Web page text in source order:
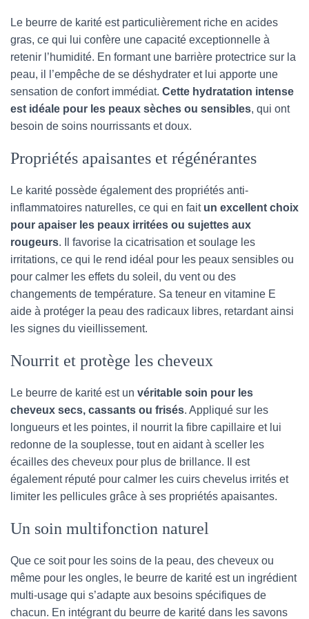
Le beurre de karité est particulièrement riche en acides
gras, ce qui lui confère une capacité exceptionnelle à
retenir l’humidité. En formant une barrière protectrice sur la
peau, il l’empêche de se déshydrater et lui apporte une
sensation de confort immédiat. Cette hydratation intense
est idéale pour les peaux sèches ou sensibles, qui ont
besoin de soins nourrissants et doux.
Propriétés apaisantes et régénérantes
Le karité possède également des propriétés anti-
inflammatoires naturelles, ce qui en fait un excellent choix
pour apaiser les peaux irritées ou sujettes aux
rougeurs. Il favorise la cicatrisation et soulage les
irritations, ce qui le rend idéal pour les peaux sensibles ou
pour calmer les effets du soleil, du vent ou des
changements de température. Sa teneur en vitamine E
aide à protéger la peau des radicaux libres, retardant ainsi
les signes du vieillissement.
Nourrit et protège les cheveux
Le beurre de karité est un véritable soin pour les
cheveux secs, cassants ou frisés. Appliqué sur les
longueurs et les pointes, il nourrit la fibre capillaire et lui
redonne de la souplesse, tout en aidant à sceller les
écailles des cheveux pour plus de brillance. Il est
également réputé pour calmer les cuirs chevelus irrités et
limiter les pellicules grâce à ses propriétés apaisantes.
Un soin multifonction naturel
Que ce soit pour les soins de la peau, des cheveux ou
même pour les ongles, le beurre de karité est un ingrédient
multi-usage qui s’adapte aux besoins spécifiques de
chacun. En intégrant du beurre de karité dans les savons